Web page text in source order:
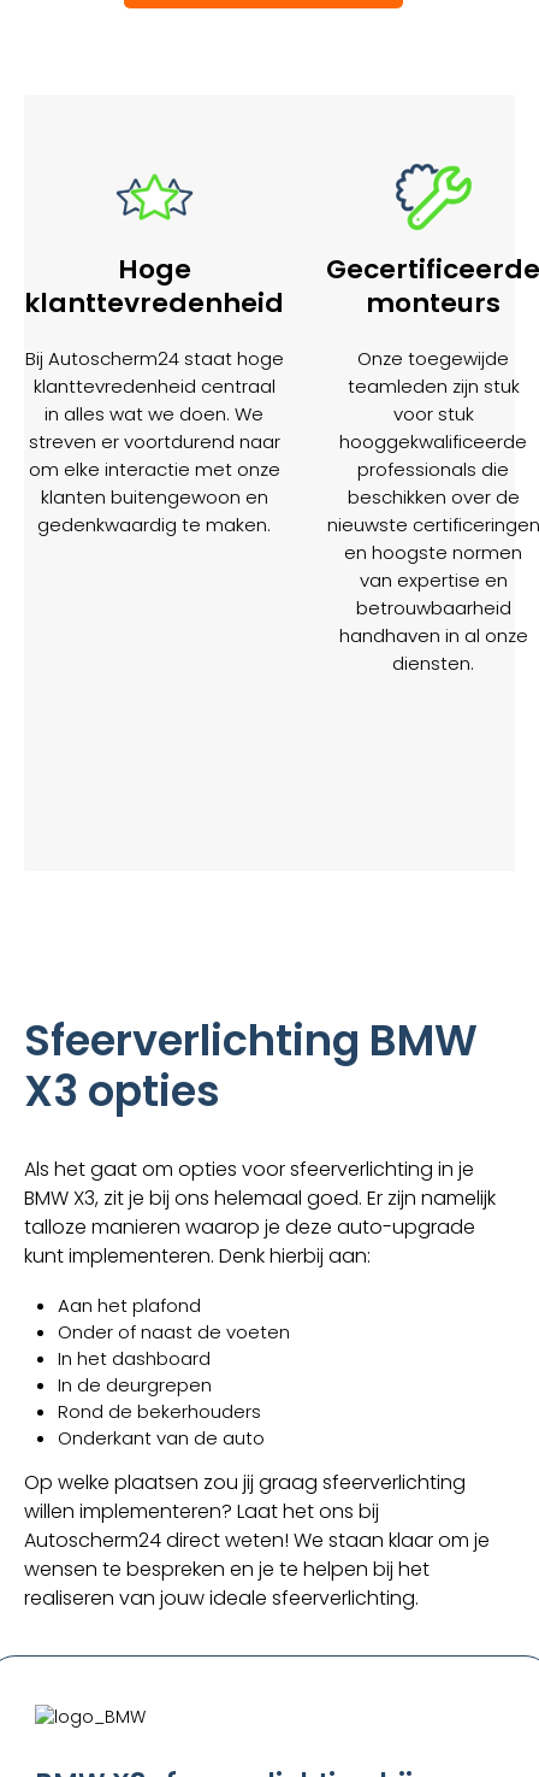
Hoge
klanttevredenheid
Bij Autoscherm24 staat hoge
klanttevredenheid centraal
in alles wat we doen. We
streven er voortdurend naar
om elke interactie met onze
klanten buitengewoon en
gedenkwaardig te maken.
Gecertificeerde
monteurs
Onze toegewijde
teamleden zijn stuk
voor stuk
hooggekwalificeerde
professionals die
beschikken over de
nieuwste certificeringen
en hoogste normen
van expertise en
betrouwbaarheid
handhaven in al onze
diensten.
Sfeerverlichting BMW
X3 opties
Als het gaat om opties voor sfeerverlichting in je
BMW X3, zit je bij ons helemaal goed. Er zijn namelijk
talloze manieren waarop je deze auto-upgrade
kunt implementeren. Denk hierbij aan:
Aan het plafond
Onder of naast de voeten
In het dashboard
In de deurgrepen
Rond de bekerhouders
Onderkant van de auto
Op welke plaatsen zou jij graag sfeerverlichting
willen implementeren? Laat het ons bij
Autoscherm24 direct weten! We staan klaar om je
wensen te bespreken en je te helpen bij het
realiseren van jouw ideale sfeerverlichting.